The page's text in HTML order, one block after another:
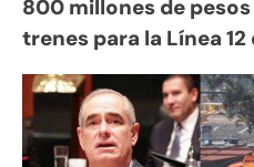
800 millones de
trenes para la Línea